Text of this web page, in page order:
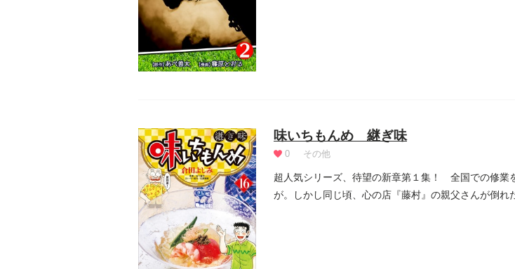
味いちもんめ 継ぎ味
0 その他
超人気シリーズ、待望の新章第１集！ 全国での修業
が。しかし同じ頃、心の店『藤村』の親父さんが倒